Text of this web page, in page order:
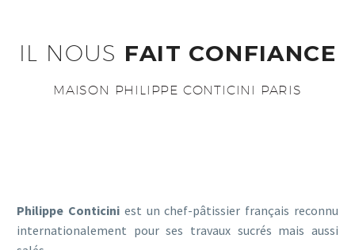
IL NOUS FAIT CONFIANCE
MAISON PHILIPPE CONTICINI PARIS
Philippe Conticiniest un chef-pâtissier français reconnu
internationalement pour ses travaux sucrés mais aussi